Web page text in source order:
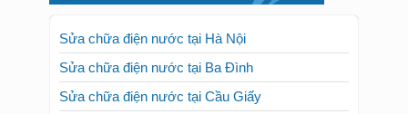
Sửa chữa điện nước tại Hà Nội
Sửa chữa điện nước tại Ba Đình
Sửa chữa điện nước tại Cầu Giấy